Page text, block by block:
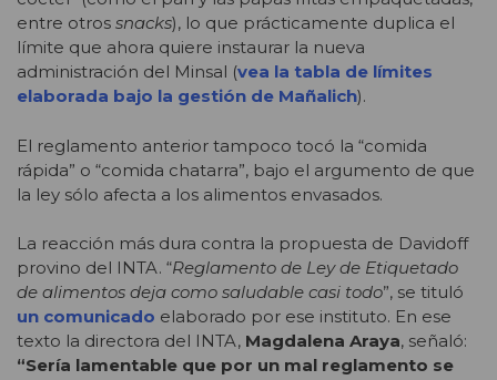
entre otros snacks), lo que prácticamente duplica el
límite que ahora quiere instaurar la nueva
administración del Minsal (vea la tabla de límites
elaborada bajo la gestión de Mañalich).
El reglamento anterior tampoco tocó la “comida
rápida” o “comida chatarra”, bajo el argumento de que
la ley sólo afecta a los alimentos envasados.
La reacción más dura contra la propuesta de Davidoff
provino del INTA. “Reglamento de Ley de Etiquetado
de alimentos deja como saludable casi todo”, se tituló
un comunicado elaborado por ese instituto. En ese
texto la directora del INTA, Magdalena Araya, señaló:
“Sería lamentable que por un mal reglamento se